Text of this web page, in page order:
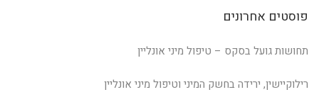
פוסטים אחרונים
תחושות גועל בסקס – טיפול מיני אונליין
רילוקיישין, ירידה בחשק המיני וטיפול מיני אונליין